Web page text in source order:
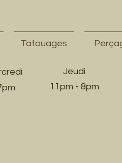
Tatouages
Jeudi
11pm - 8pm